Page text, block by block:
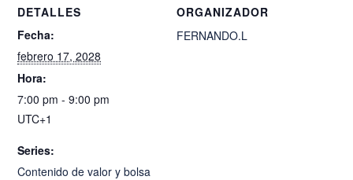
DETALLES
Fecha:
febrero 17, 2028
Hora:
7:00 pm - 9:00 pm
UTC+1
Series:
Contenido de valor y bolsa
ORGANIZADOR
FERNANDO.L